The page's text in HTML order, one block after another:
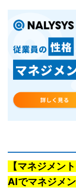
【マネジメン
AIでマネジメ